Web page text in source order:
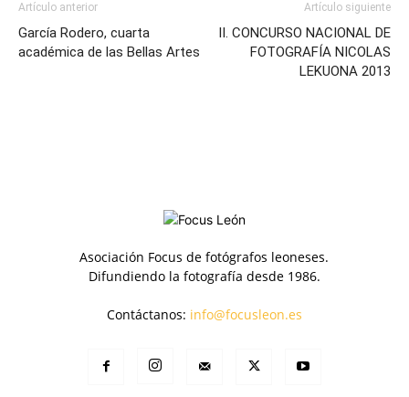
Artículo anterior
García Rodero, cuarta
académica de las Bellas Artes
Artículo siguiente
II. CONCURSO NACIONAL DE
FOTOGRAFÍA NICOLAS
LEKUONA 2013
Asociación Focus de fotógrafos leoneses.
Difundiendo la fotografía desde 1986.
Contáctanos: info@focusleon.es